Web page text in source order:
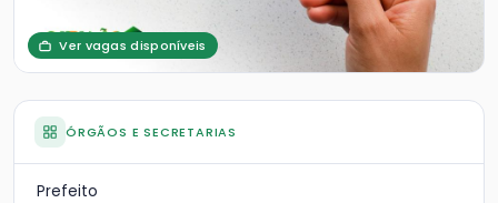
Ver vagas disponíveis
ÓRGÃOS E SECRETARIAS
Prefeito